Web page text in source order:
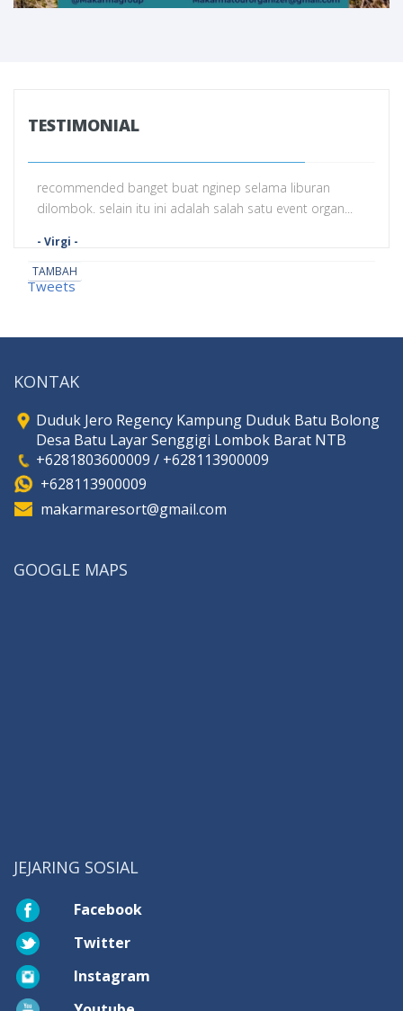
TESTIMONIAL
recommended banget buat nginep selama liburan
dilombok. selain itu ini adalah salah satu event organ...
- Virgi -
TAMBAH
Tweets
KONTAK
Duduk Jero Regency Kampung Duduk Batu Bolong
Desa Batu Layar Senggigi Lombok Barat NTB
+6281803600009 / +628113900009
+628113900009
makarmaresort@gmail.com
GOOGLE MAPS
JEJARING SOSIAL
Facebook
Twitter
Instagram